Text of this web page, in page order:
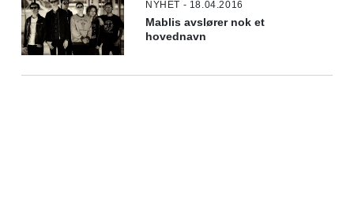
NYHET - 18.04.2016
Mablis avslører nok et
hovednavn